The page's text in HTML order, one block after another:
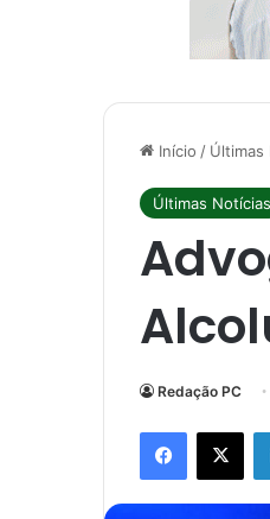
Início / Últimas
Últimas Notícias
Redação PC
Facebook
X